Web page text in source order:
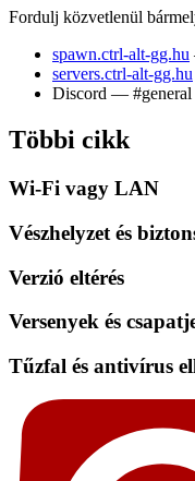
Fordulj közvetlenül
spawn.ctrl-alt-gg.hu
servers.ctrl-alt-gg.hu
Discord — #general
Többi cikk
Wi-Fi vagy LAN
Vészhelyzet és
Verzió eltérés
Versenyek és
Tűzfal és antivírus